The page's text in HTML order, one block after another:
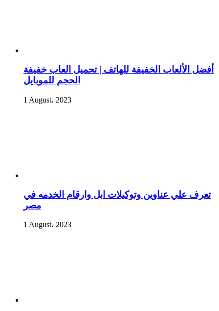
أفضل الألعاب الخفيفة للهاتف | تحميل العاب خفيفة
الحجم للموبايل
1 August، 2023
تعرف علي عناوين وتوكيلات ابل وارقام الخدمه في
مصر
1 August، 2023